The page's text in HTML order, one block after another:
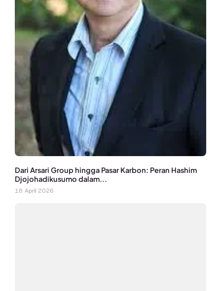
Dari Arsari Group hingga Pasar Karbon: Peran Hashim
Djojohadikusumo dalam...
18 April 2026